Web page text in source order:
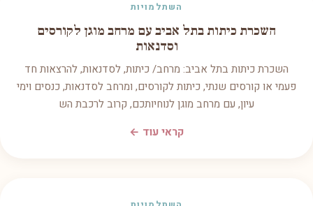
השתלמויות
השכרת כיתות בתל אביב עם מרחב מוגן לקורסים
וסדנאות
השכרת כיתות בתל אביב: מרחב/ כיתות, לסדנאות, להרצאות חד
פעמי או קורסים שנתי, כיתות לקורסים, ומרחב לסדנאות, כנסים וימי
עיון, עם מרחב מוגן לנוחיותכם, קרוב לרכבת הש
קראי עוד ←